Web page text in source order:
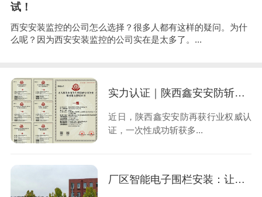
试！
西安安装监控的公司怎么选择？很多人都有这样的疑问。为什
么呢？因为西安安装监控的公司实在是太多了。...
实力认证｜陕西鑫安安防斩获多项一级资质，深度拓宽服务领域
近日，陕西鑫安安防再获行业权威认
证，一次性成功斩获多...
厂区智能电子围栏安装：让入侵止于触碰的第一时间